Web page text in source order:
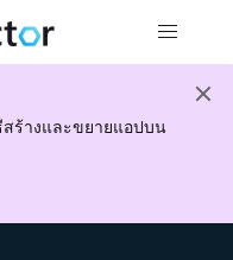
ร้างและขยายแอปบน